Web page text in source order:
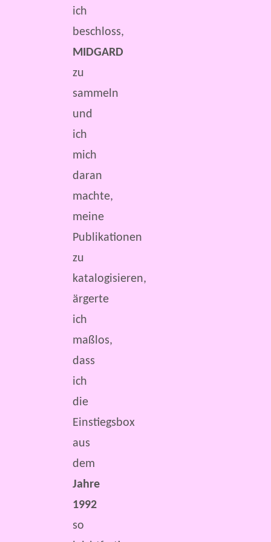
ich
beschloss,
MIDGARD
zu
sammeln
und
ich
mich
daran
machte,
meine
Publikationen
zu
katalogisieren,
ärgerte
ich
maßlos,
dass
ich
die
Einstiegsbox
aus
dem
Jahre
1992
so